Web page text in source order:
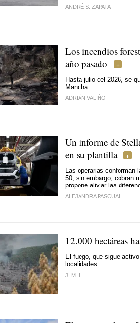
ANDRÉ S. ZAPATA
Los incendios
año pasado
Hasta julio del 2026, se
Mancha
ADRIÁN VALIÑO
Un informe de
en su plantilla
Las operarias conforman
50, sin embargo, cobran
propone aliviar las
ALEJANDRA PASCUAL
12.000 hectáreas
El fuego, que sigue
localidades
J. M. L.